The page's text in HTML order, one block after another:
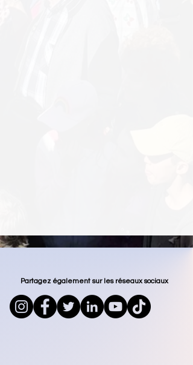
Partagez également sur les réseaux sociaux